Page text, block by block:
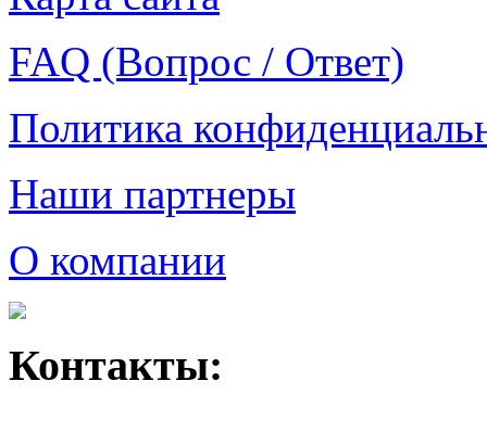
FAQ (Вопрос / Ответ)
Политика
Наши партнеры
О компании
Контакты: